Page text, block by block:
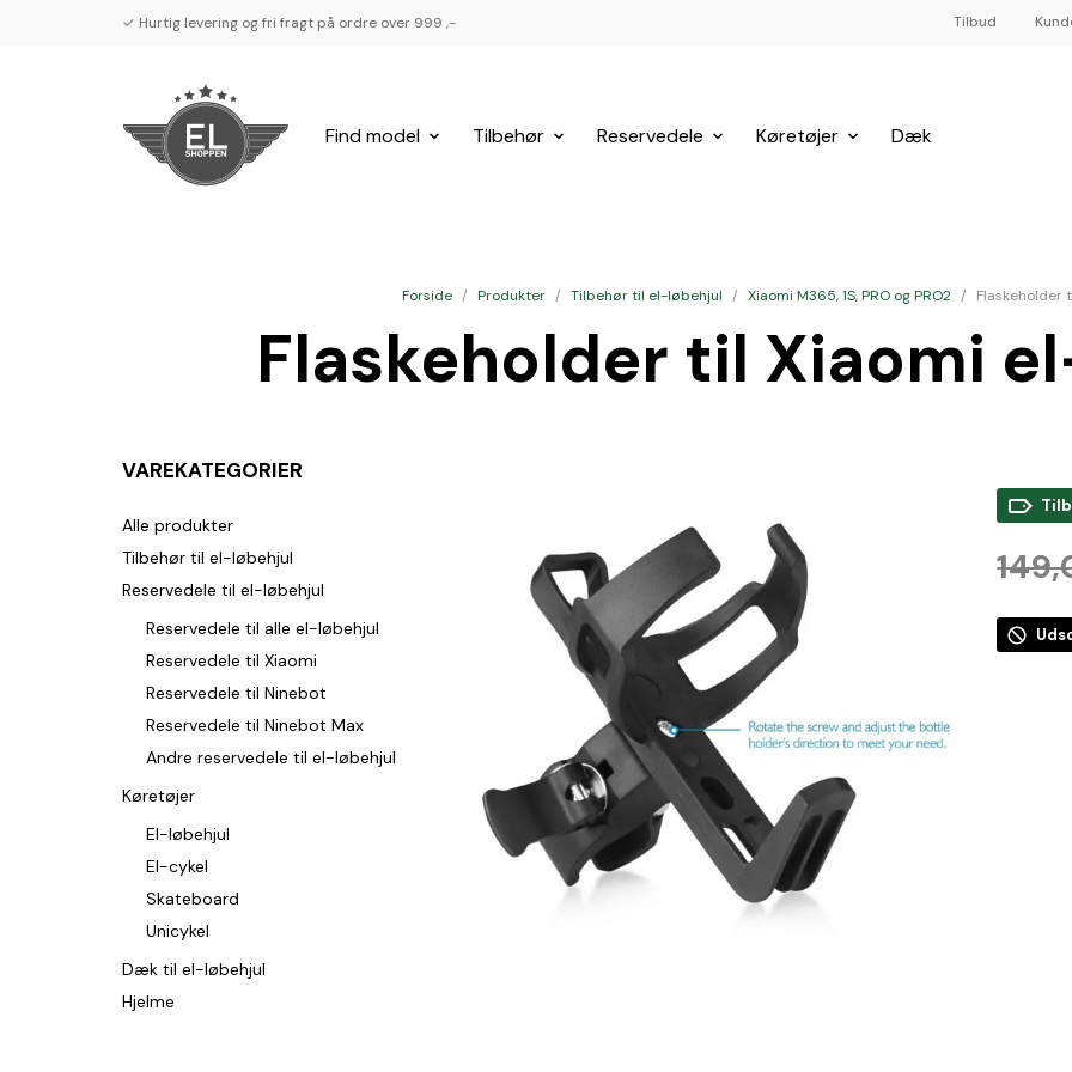
✓ Hurtig levering og fri fragt på ordre over 999 ,- Tilbud
Find model Tilbehør Reservedele Køretøjer Dæk
Forside / Produkter / Tilbehør til el-løbehjul / Xiaomi M365, 1S, PRO og PRO2 / Flaskeholder
Flaskeholder til Xiaomi
VAREKATEGORIER
Alle produkter
Tilbehør til el-løbehjul
Reservedele til el-løbehjul
Reservedele til alle el-løbehjul
Reservedele til Xiaomi
Reservedele til Ninebot
Reservedele til Ninebot Max
Andre reservedele til el-løbehjul
Køretøjer
El-løbehjul
El-cykel
Skateboard
Unicykel
Dæk til el-løbehjul
Hjelme